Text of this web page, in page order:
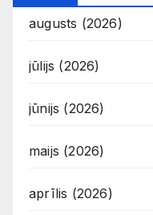
augusts (2026)
jūlijs (2026)
jūnijs (2026)
maijs (2026)
aprīlis (2026)